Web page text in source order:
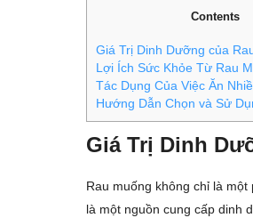
Contents
Giá Trị Dinh Dưỡng của
Lợi Ích Sức Khỏe Từ Rau
Tác Dụng Của Việc Ăn
Hướng Dẫn Chọn và Sử
Giá Trị Dinh
Rau muống không chỉ là
là một nguồn cung cấp dinh